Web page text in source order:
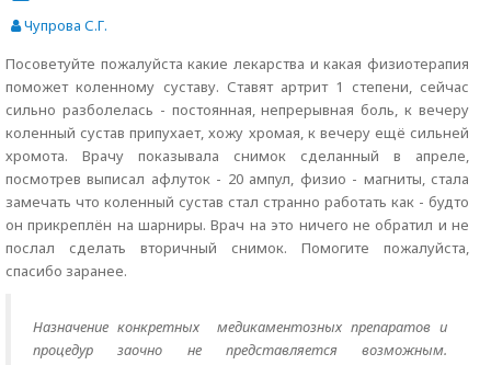
Чупрова С.Г.
Посоветуйте пожалуйста какие лекарства и какая физиотерапия
поможет коленному суставу. Ставят артрит 1 степени, сейчас
сильно разболелась - постоянная, непрерывная боль, к вечеру
коленный сустав припухает, хожу хромая, к вечеру ещё сильней
хромота. Врачу показывала снимок сделанный в апреле,
посмотрев выписал афлуток - 20 ампул, физио - магниты, стала
замечать что коленный сустав стал странно работать как - будто
он прикреплён на шарниры. Врач на это ничего не обратил и не
послал сделать вторичный снимок. Помогите пожалуйста,
спасибо заранее.
Назначение конкретных медикаментозных препаратов и
процедур заочно не представляется возможным.